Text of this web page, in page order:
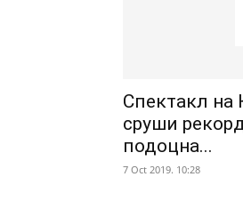
Спектакл на
сруши
подоцна...
7 Oct 2019. 10:28